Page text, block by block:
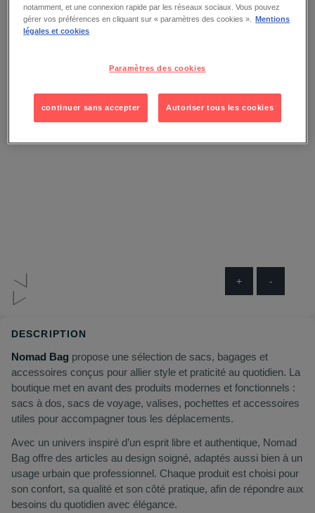
+ -
DESCRIPTION
Nomad Bag propose une sélection de sacs, bagages et
accessoires conçus pour allier style et praticité au quotidien. La
boutique met en avant des produits modernes et fonctionnels :
sacs à dos, sacs de voyage, valises, pochettes et accessoires
utiles pour accompagner tous les déplacements.
Avec un univers inspiré d’un esprit libre et authentique, Nomad
Bag offre des articles au design soigné, adaptés aussi bien à un
usage urbain que professionnel. Chaque produit est choisi pour
son confort, sa qualité et son côté pratique, afin de répondre aux
besoins du quotidien avec élégance.
notamment, et une connexion rapide par les réseaux sociaux. Vous pouvez
gérer vos préférences en cliquant sur « paramètres des cookies ».
Mentions
légales et cookies
Paramètres des cookies
continuer sans accepter Autoriser tous les cookies